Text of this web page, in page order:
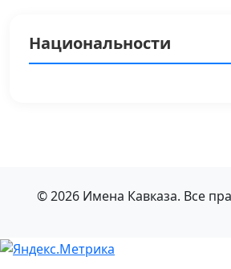
Национальности
© 2026 Имена Кавказа. Все